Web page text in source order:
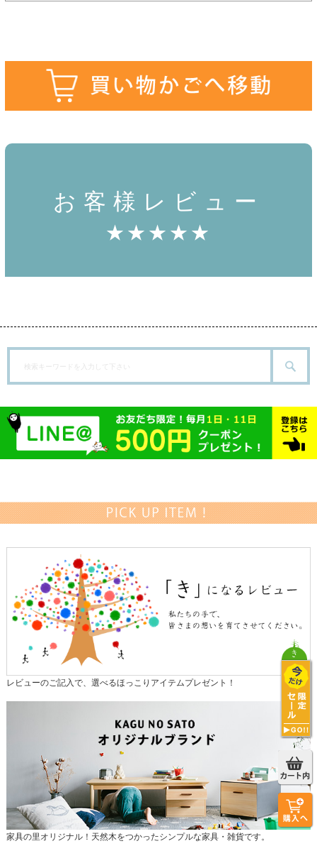
お客様レビュー
★★★★★
レビューのご記入で、選べるほっこりアイテムプレゼント！
家具の里オリジナル！天然木をつかったシンプルな家具・雑貨です。